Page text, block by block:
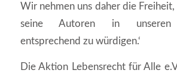
Wir nehmen uns daher die Freiheit,
seine Autoren in unseren
entsprechend zu würdigen.‘
Die Aktion Lebensrecht für Alle